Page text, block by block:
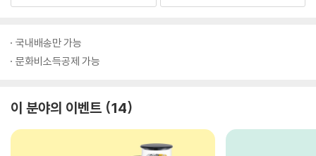
국내배송만 가능
문화비소득공제 가능
이 분야의 이벤트 14